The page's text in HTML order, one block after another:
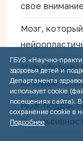
свое
Мозг,
Мультфильмы
которые
Мозг
ГБУЗ «Научно-
здоровья детей и
Департамента
использует cookie
посещениях сайта).
сохранение cookie в
Подробнее